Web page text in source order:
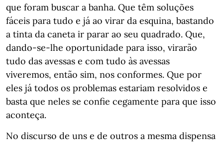
que foram buscar a banha. Que têm soluções
fáceis para tudo e já ao virar da esquina, bastando
a tinta da caneta ir parar ao seu quadrado. Que,
dando-se-lhe oportunidade para isso, virarão
tudo das avessas e com tudo às avessas
viveremos, então sim, nos conformes. Que por
eles já todos os problemas estariam resolvidos e
basta que neles se confie cegamente para que isso
aconteça.
No discurso de uns e de outros a mesma dispensa